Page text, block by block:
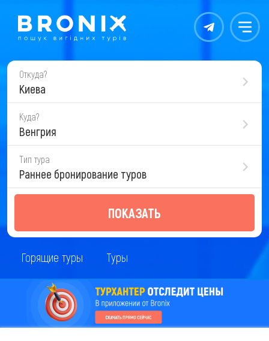
Контакты Меню
Откуда?
Киева
Куда?
Венгрия
Тип тура
Раннее бронирование туров
ПОКАЗАТЬ
Горящие туры Туры